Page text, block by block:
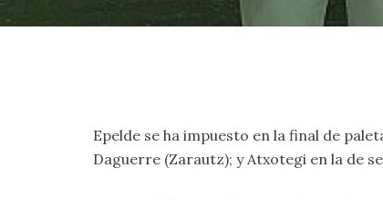
Epelde se ha impuesto en la final de
Daguerre (Zarautz); y Atxotegi en la de